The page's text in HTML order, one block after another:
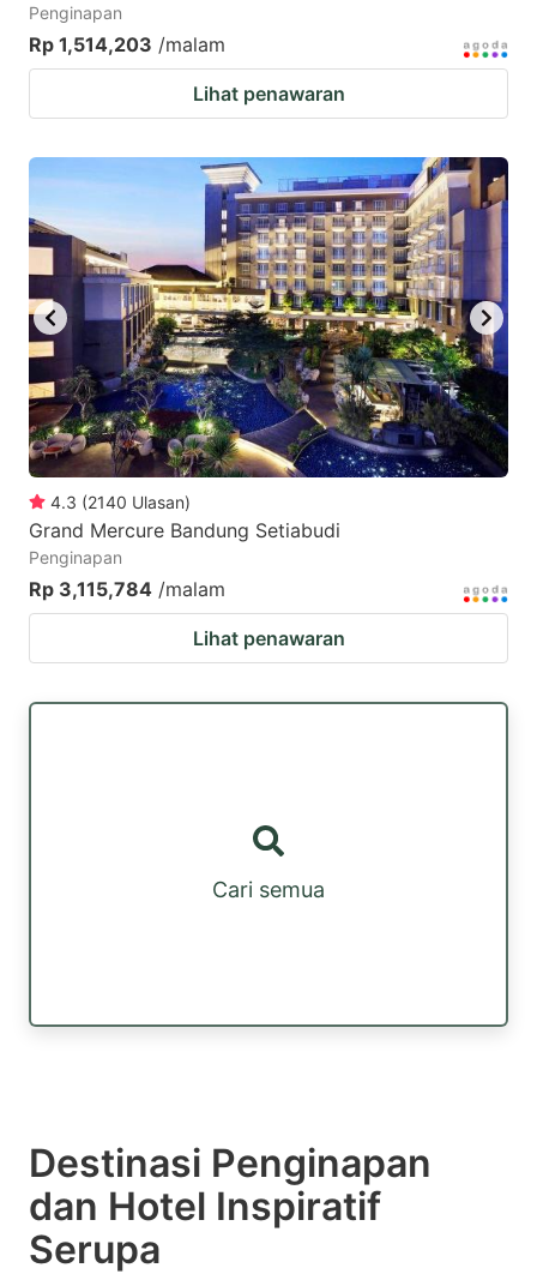
Penginapan
Rp 1,514,203 /malam
Lihat penawaran
4.3 (2140 Ulasan)
Grand Mercure Bandung Setiabudi
Penginapan
Rp 3,115,784 /malam
Lihat penawaran
Cari semua
Destinasi Penginapan
dan Hotel Inspiratif
Serupa